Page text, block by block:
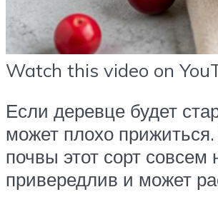
Watch this video on
Если деревце будет
может плохо
почвы этот сорт совсем
привередлив и может